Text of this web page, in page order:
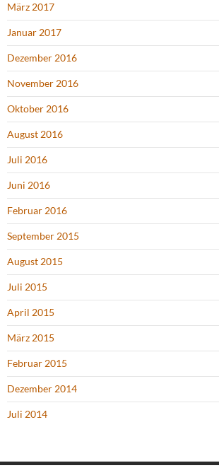
März 2017
Januar 2017
Dezember 2016
November 2016
Oktober 2016
August 2016
Juli 2016
Juni 2016
Februar 2016
September 2015
August 2015
Juli 2015
April 2015
März 2015
Februar 2015
Dezember 2014
Juli 2014